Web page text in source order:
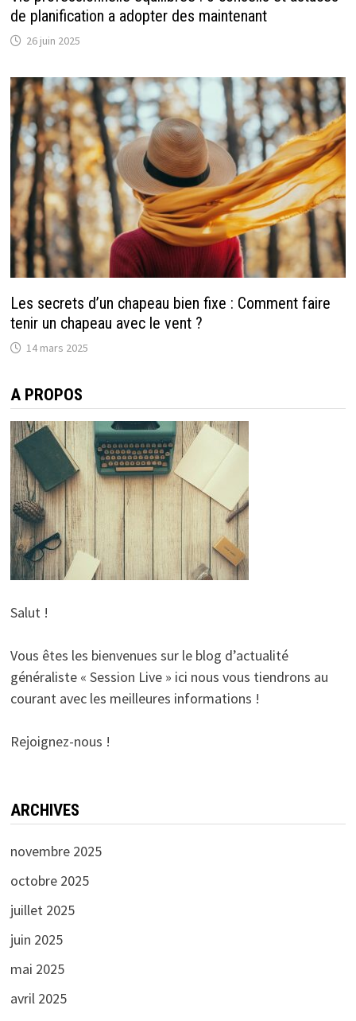
de planification a adopter des maintenant
26 juin 2025
Les secrets d’un chapeau bien fixe : Comment faire
tenir un chapeau avec le vent ?
14 mars 2025
A PROPOS
Salut !
Vous êtes les bienvenues sur le blog d’actualité
généraliste « Session Live » ici nous vous tiendrons au
courant avec les meilleures informations !
Rejoignez-nous !
ARCHIVES
novembre 2025
octobre 2025
juillet 2025
juin 2025
mai 2025
avril 2025